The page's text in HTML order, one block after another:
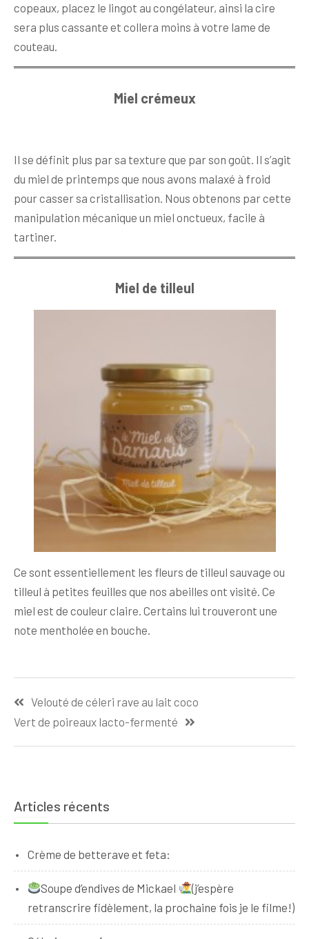
copeaux, placez le lingot au congélateur, ainsi la cire
sera plus cassante et collera moins à votre lame de
couteau.
Miel crémeux
Il se définit plus par sa texture que par son goût. Il s’agit
du miel de printemps que nous avons malaxé à froid
pour casser sa cristallisation. Nous obtenons par cette
manipulation mécanique un miel onctueux, facile à
tartiner.
Miel de tilleul
Ce sont essentiellement les fleurs de tilleul sauvage ou
tilleul à petites feuilles que nos abeilles ont visité. Ce
miel est de couleur claire. Certains lui trouveront une
note mentholée en bouche.
Velouté de céleri rave au lait coco
Vert de poireaux lacto-fermenté
Articles récents
Crème de betterave et feta:
Soupe d’endives de Mickael
(j’espère
retranscrire fidèlement, la prochaine fois je le filme!)